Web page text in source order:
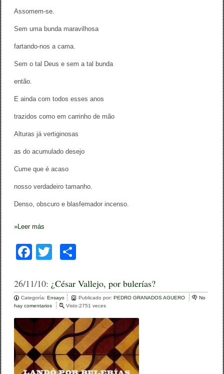
)
Assomem-se.
Sem uma bunda maravilhosa
fartando-nos a cama.
Sem o tal Deus e sem a tal bunda
então.
E ainda com todos esses anos
trazidos como em carrinho de mão
Alturas já vertiginosas
as do acumulado desejo
Cume que é acaso
nosso verdadeiro tamanho.
Denso, obscuro e blasfemador incenso.
»Leer más
F
c
e
b
o
o
k
tt
er
m
p
ar
tir
26/11/10: ¿César Vallejo, por bulerías?
Categoría:Ensayo Publicado por:PEDRO GRANADOS AGUERO
No
hay comentarios
C
s
a
r
V
Visto:2751 veces